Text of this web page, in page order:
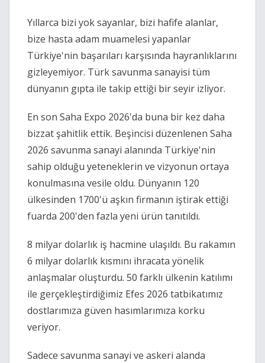
Yıllarca bizi yok sayanlar, bizi hafife alanlar,
bize hasta adam muamelesi yapanlar
Türkiye'nin başarıları karşısında hayranlıklarını
gizleyemiyor. Türk savunma sanayisi tüm
dünyanın gıpta ile takip ettiği bir seyir izliyor.
En son Saha Expo 2026'da buna bir kez daha
bizzat şahitlik ettik. Beşincisi düzenlenen Saha
2026 savunma sanayi alanında Türkiye'nin
sahip olduğu yeteneklerin ve vizyonun ortaya
konulmasına vesile oldu. Dünyanın 120
ülkesinden 1700'ü aşkın firmanın iştirak ettiği
fuarda 200'den fazla yeni ürün tanıtıldı.
8 milyar dolarlık iş hacmine ulaşıldı. Bu rakamın
6 milyar dolarlık kısmını ihracata yönelik
anlaşmalar oluşturdu. 50 farklı ülkenin katılımı
ile gerçekleştirdiğimiz Efes 2026 tatbikatımız
dostlarımıza güven hasımlarımıza korku
veriyor.
Sadece savunma sanayi ve askeri alanda